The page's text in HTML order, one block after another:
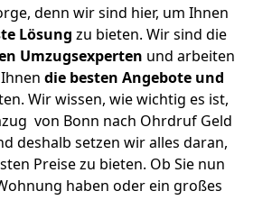
denn wir sind hier, um Ihnen
Lösung zu bieten. Wir sind die
Umzugsexperten und arbeiten
die besten Angebote und
Wir wissen, wie wichtig es ist,
von Bonn nach Ohrdruf Geld
deshalb setzen wir alles daran,
Preise zu bieten. Ob Sie nun
haben oder ein großes